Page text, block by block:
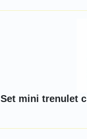
Set mini trenulet